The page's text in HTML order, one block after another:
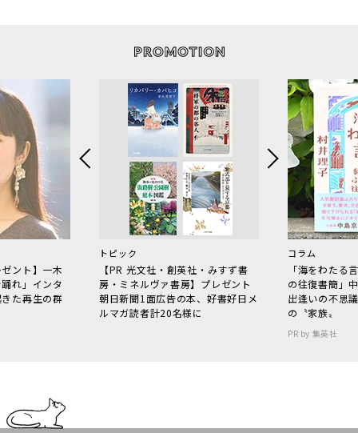
ント】一木
れ」インタ
た再生の群
トピック
【PR 光文社・創英社・みすず書
房・ミネルヴァ書房】プレゼント
朝日新聞1面広告の本、好書好日メ
ルマガ読者計20名様に
コラム
「海をわた
の往復書簡」
出逢いの不思
の〝家族〟
PR by 集英社